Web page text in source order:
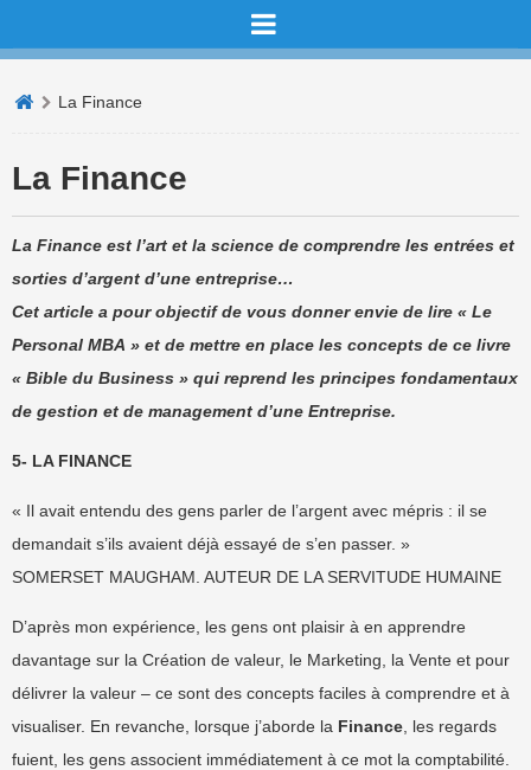
La Finance
La Finance
La Finance est l’art et la science de comprendre les entrées et
sorties d’argent d’une entreprise…
Cet article a pour objectif de vous donner envie de lire « Le
Personal MBA » et de mettre en place les concepts de ce livre
« Bible du Business » qui reprend les principes fondamentaux
de gestion et de management d’une Entreprise.
5- LA FINANCE
« Il avait entendu des gens parler de l’argent avec mépris : il se
demandait s’ils avaient déjà essayé de s’en passer. »
SOMERSET MAUGHAM. AUTEUR DE LA SERVITUDE HUMAINE
D’après mon expérience, les gens ont plaisir à en apprendre
davantage sur la Création de valeur, le Marketing, la Vente et pour
délivrer la valeur – ce sont des concepts faciles à comprendre et à
visualiser. En revanche, lorsque j’aborde la Finance , les regards
fuient, les gens associent immédiatement à ce mot la comptabilité.